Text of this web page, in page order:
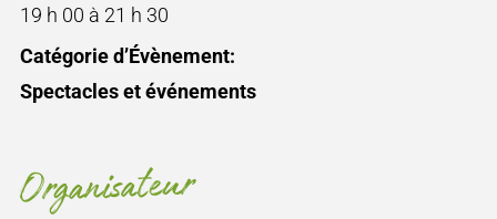
19 h 00 à 21 h 30
Catégorie d’Évènement:
Spectacles et événements
Organisateur